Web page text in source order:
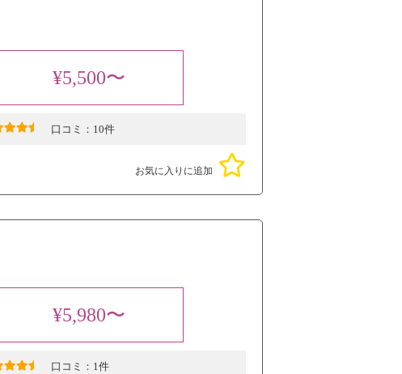
¥5,500〜
口コミ： 10件
お気に入りに追加
¥5,980〜
口コミ： 1件